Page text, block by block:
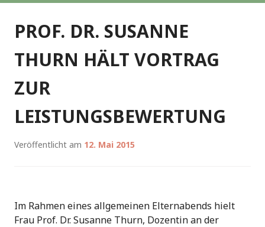
PROF. DR. SUSANNE
THURN HÄLT VORTRAG
ZUR
LEISTUNGSBEWERTUNG
Veröffentlicht am 12. Mai 2015
Im Rahmen eines allgemeinen Elternabends hielt
Frau Prof. Dr. Susanne Thurn, Dozentin an der